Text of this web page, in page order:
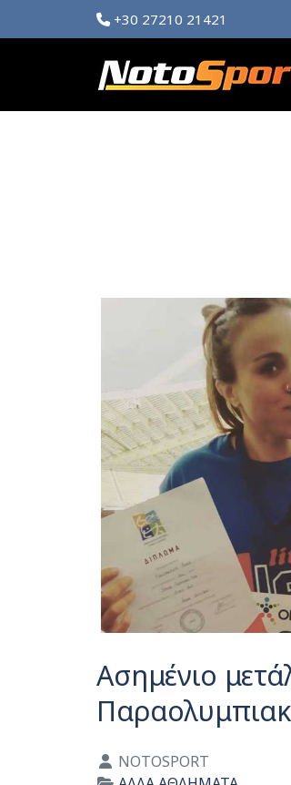
+30 27210 21421
Ασημένιο
Λεπτομέρειες
NOTOSPORT